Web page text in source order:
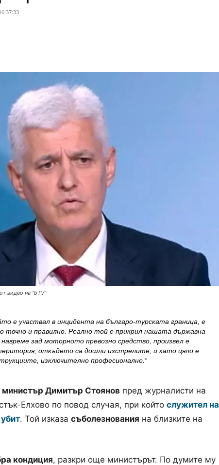
видео на "bTV"
е участвал в инцидента на българо-турската граница, е
точно и правилно. Реално той е прикрил нашата държавна
зад моторното превозно средство, произвел е
откъдето са дошли изстрелите, и като цяло е
изключително професионално.“
министър Димитър Стоянов пред журналисти на
Елхово по повод случая, при който служител на
. Той изказа съболезнования на близките на
кондиция, разкри още министърът. По думите му